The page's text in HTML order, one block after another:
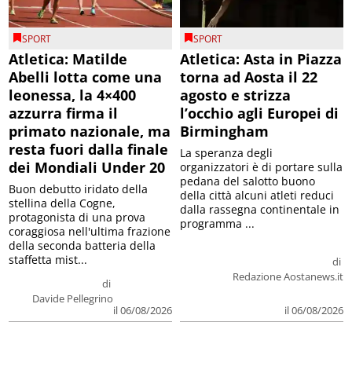
SPORT
Atletica: Matilde
Abelli lotta come una
leonessa, la 4×400
azzurra firma il
primato nazionale, ma
resta fuori dalla finale
dei Mondiali Under 20
di
Davide Pellegrino
il 06/08/2026
Buon debutto iridato della
stellina della Cogne,
protagonista di una prova
coraggiosa nell'ultima frazione
della seconda batteria della
staffetta mist...
SPORT
Atletica: Asta in Piazza
torna ad Aosta il 22
agosto e strizza
l’occhio agli Europei di
Birmingham
di
Redazione Aostanews.it
il 06/08/2026
La speranza degli
organizzatori è di portare sulla
pedana del salotto buono
della città alcuni atleti reduci
dalla rassegna continentale in
programma ...